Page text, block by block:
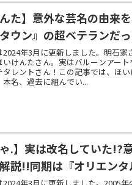
んた】意外な芸名の由来
タウン』の超ベテランだ
年3月に更新しました。明石家
いけんたさん。実はバルーンアー
タレントさん！この記事では、ほ
名、過去に組んでい...
ゃ.】実は改名していた!?
説!!同期は『オリエンタ